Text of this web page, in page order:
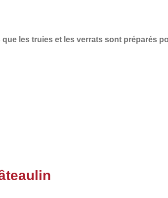
les truies et les verrats sont préparés